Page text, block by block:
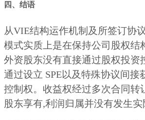
四、结语
从VIE结构运作机制及所签订协
模式实质上是在保持公司股权结
外资股东没有直接通过股权投资
通过设立 SPE以及特殊协议间接
控制权。收益权经过多次合同转
股东享有,利润归属并没有发生实